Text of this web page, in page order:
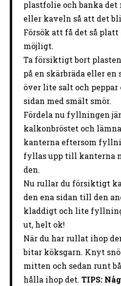
plastfolie och banka
eller kaveln så att det
Försök att få det så platt
möjligt.
Ta försiktigt bort
på en skärbräda eller
över lite salt och peppar
sidan med smält smör.
Fördela nu fyllningen
kalkonbröstet och
kanterna eftersom
fyllas upp till kanterna
den.
Nu rullar du försiktigt
den ena sidan till den
kladdigt och lite
ut, helt ok!
När du har rullat ihop
bitar köksgarn. Knyt
mitten och sedan runt
hålla ihop det. TIPS: